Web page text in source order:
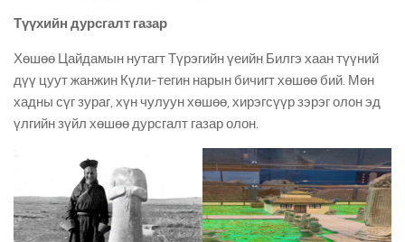
Түүхийн дурсгалт газар
Хөшөө Цайдамын нутагт Түрэгийн үеийн Билгэ хаан түүний
дүү цуут жанжин Күли-тегин нарын бичигт хөшөө бий. Мөн
хадны сүг зураг, хүн чулуун хөшөө, хирэгсүүр зэрэг олон эд
үлгийн зүйл хөшөө дурсгалт газар олон.